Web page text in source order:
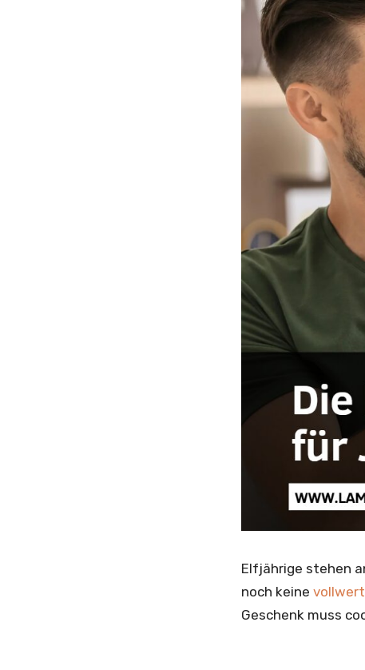
Elfjährige stehen
noch keine
Geschenk muss